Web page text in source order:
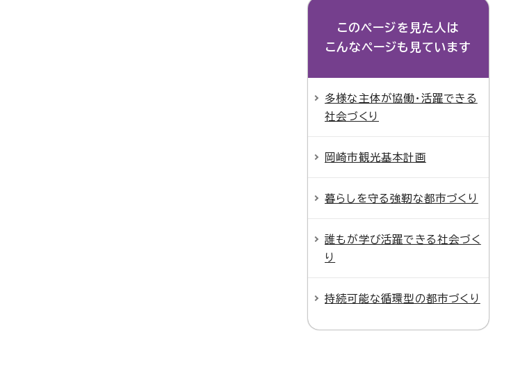
このページを見た人は
こんなページも見ています
多様な主体が協働・活躍できる
社会づくり
岡崎市観光基本計画
暮らしを守る強靭な都市づくり
誰もが学び活躍できる社会づく
り
持続可能な循環型の都市づくり